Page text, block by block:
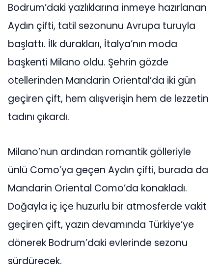
Bodrum’daki yazlıklarına inmeye hazırlanan
Aydın çifti, tatil sezonunu Avrupa turuyla
başlattı. İlk durakları, İtalya’nın moda
başkenti Milano oldu. Şehrin gözde
otellerinden Mandarin Oriental’da iki gün
geçiren çift, hem alışverişin hem de lezzetin
tadını çıkardı.
Milano’nun ardından romantik gölleriyle
ünlü Como’ya geçen Aydın çifti, burada da
Mandarin Oriental Como’da konakladı.
Doğayla iç içe huzurlu bir atmosferde vakit
geçiren çift, yazın devamında Türkiye’ye
dönerek Bodrum’daki evlerinde sezonu
sürdürecek.